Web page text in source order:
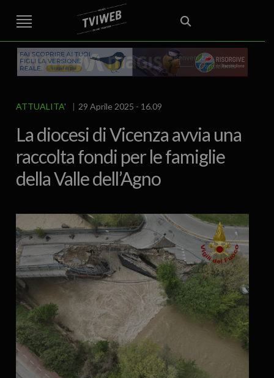
STREET TG CRONACA VENETO
VICENZA E PROVINCIA
AREA BERICA
ECONOMIA ATTUALITA’ POLITICA
EDITORIALE ITALIA E MONDO CURIOSITÀ – LIFESTYLE
CULTURA ARTE
SPORT
IL GRAFFIO FOOD & DRINK FUORIPORTA EROTICO VICENTINO
ATTUALITA' 29 Aprile 2025 - 16.09
La diocesi di Vicenza avvia una
raccolta fondi per le famiglie
della Valle dell’Agno